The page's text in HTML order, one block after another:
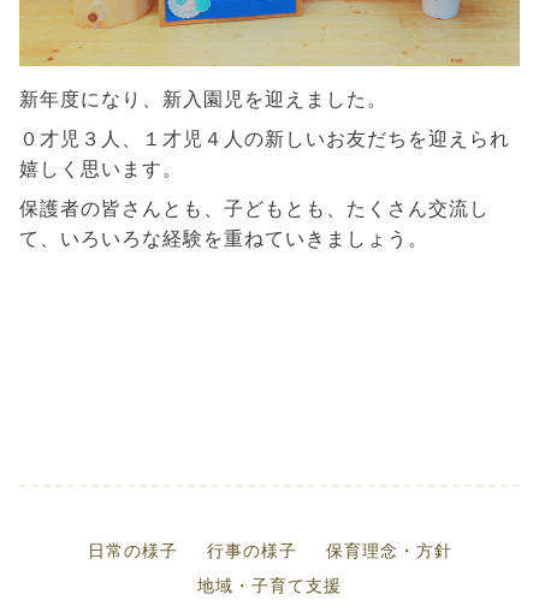
新年度になり、新入園児を迎えました。
０才児３人、１才児４人の新しいお友だちを迎えられ
嬉しく思います。
保護者の皆さんとも、子どもとも、たくさん交流し
て、いろいろな経験を重ねていきましょう。
日常の様子 行事の様子
保育理念・方針
地域・子育て支援